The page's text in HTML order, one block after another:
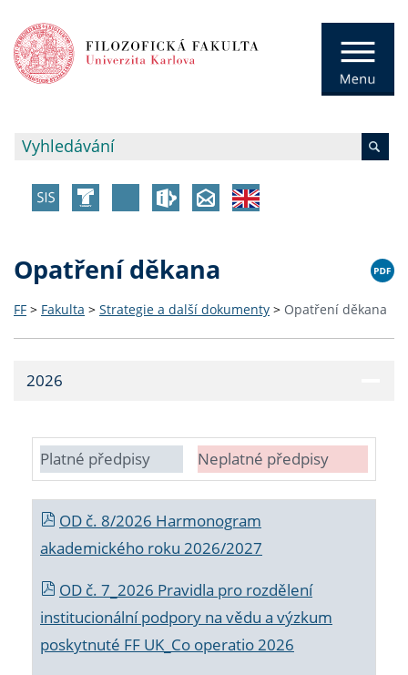
Opatření děkana
FF > Fakulta > Strategie a další dokumenty > Opatření děkana
2026
Platné předpisy Neplatné předpisy
OD č. 8/2026 Harmonogram
akademického roku 2026/2027
OD č. 7_2026 Pravidla pro rozdělení
institucionální podpory na vědu a výzkum
poskytnuté FF UK_Co operatio 2026